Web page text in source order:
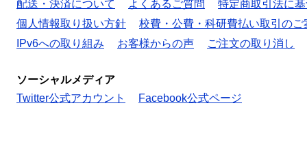
配送・決済について よくあるご質問
特定商取引法に
個人情報取り扱い方針
校費・公費・科研費払い取引のご
IPv6への取り組み
お客様からの声 ご注文の取り消し
ソーシャルメディア
Twitter公式アカウント
Facebook公式ページ